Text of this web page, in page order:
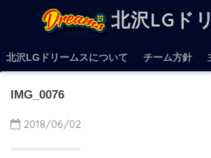
北沢LGド
北沢LGドリームスについて チーム方針
IMG_0076
2018/06/02